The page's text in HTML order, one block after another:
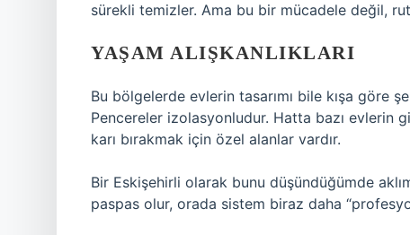
sürekli temizler. Ama bu bir mücadele değil,
YAŞAM ALIŞKANLIKLARI
Bu bölgelerde evlerin tasarımı bile kışa göre
Pencereler izolasyonludur. Hatta bazı evlerin
karı bırakmak için özel alanlar vardır.
Bir Eskişehirli olarak bunu düşündüğümde
paspas olur, orada sistem biraz daha